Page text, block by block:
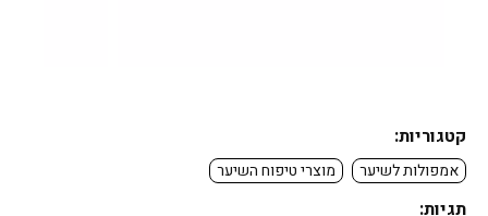
קטגוריות:
אמפולות לשיער מוצרי טיפוח השיער
תגיות: